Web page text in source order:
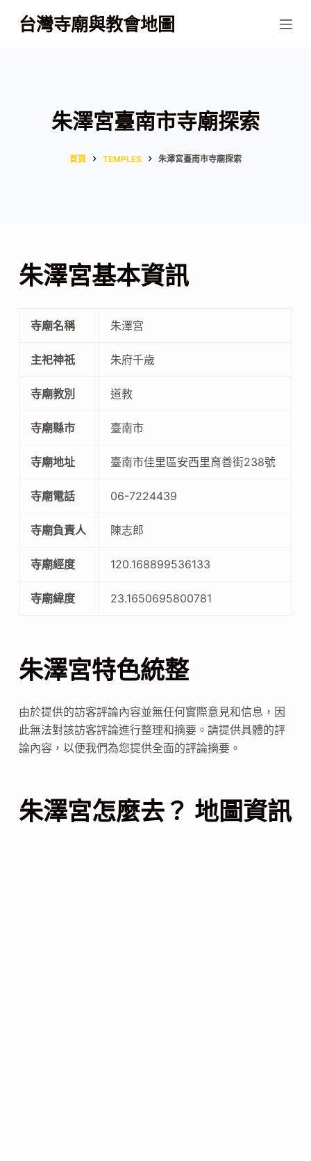
跳
至
台灣寺廟與教會地圖
朱澤宮臺南市寺廟探索
首頁 TEMPLES 朱澤宮臺南市寺廟探索
朱澤宮基本資訊
寺廟名稱 朱澤宮
主祀神祇 朱府千歲
寺廟教別 道教
寺廟縣市 臺南市
寺廟地址 臺南市佳里區安西里育善街238號
寺廟電話 06-7224439
寺廟負責人 陳志郎
寺廟經度 120.168899536133
寺廟緯度 23.1650695800781
朱澤宮特色統整
由於提供的訪客評論內容並無任何實際意見和信息，因
此無法對該訪客評論進行整理和摘要。請提供具體的評
論內容，以便我們為您提供全面的評論摘要。
朱澤宮怎麼去？ 地圖資訊